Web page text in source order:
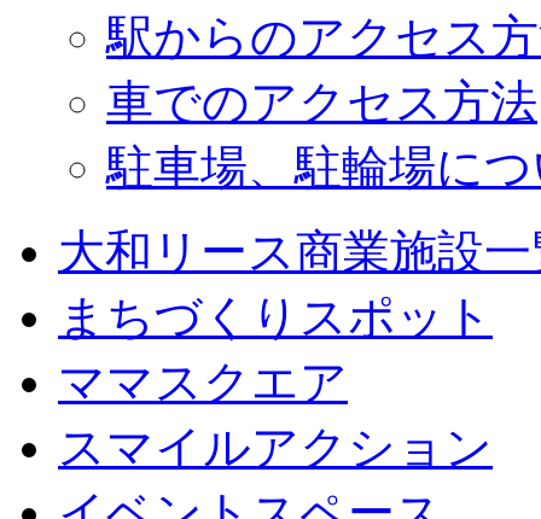
駅からのアクセス
車でのアクセス方法
駐車場、駐輪場に
大和リース商業施設
まちづくりスポット
ママスクエア
スマイルアクション